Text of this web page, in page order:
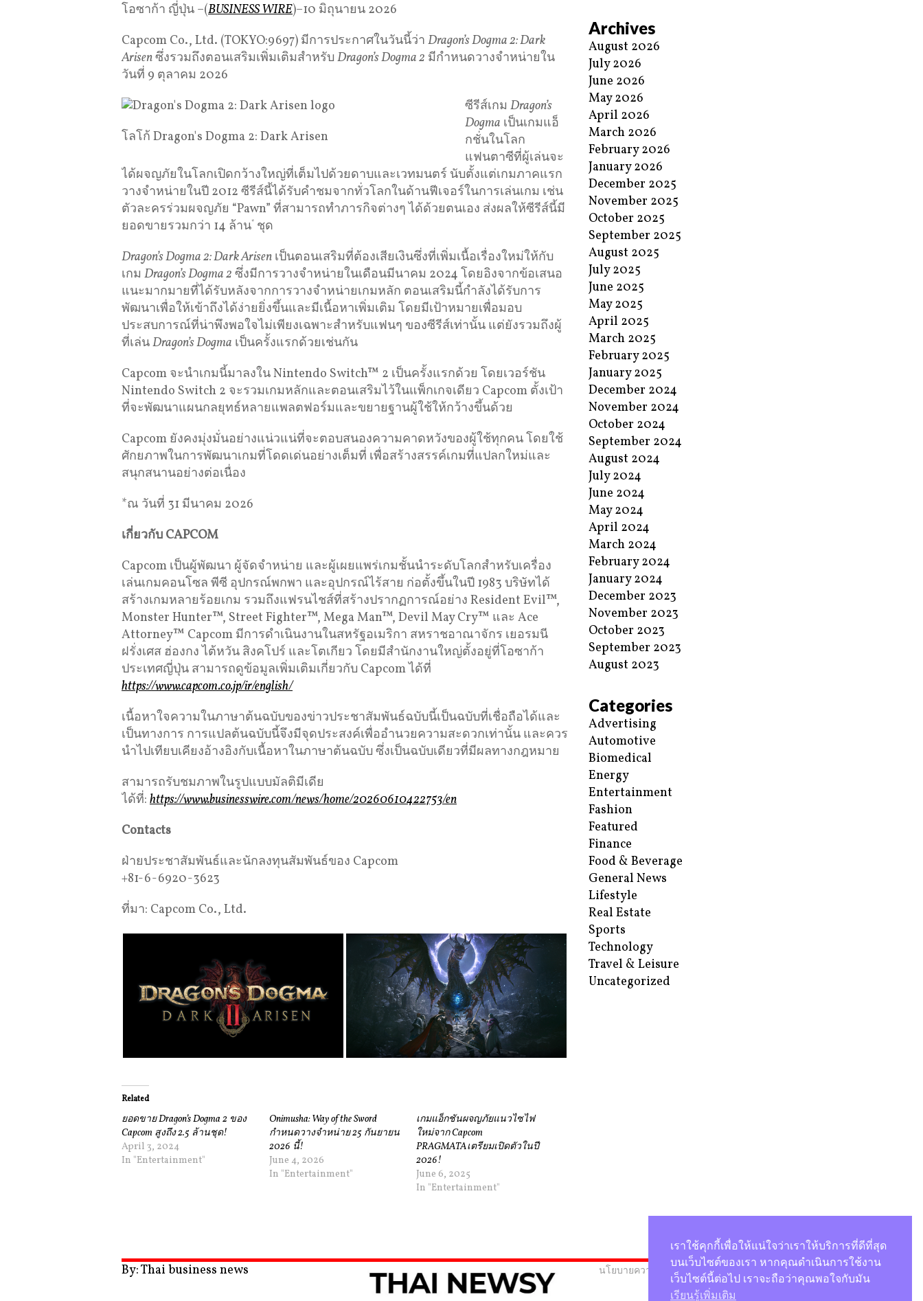
โอซาก้า ญี่ปุ่น –(BUSINESS WIRE)–10 มิถุนายน 2026
Capcom Co., Ltd. (TOKYO:9697) มีการประกาศในวันนี้ว่า Dragon’s Dogma 2: Dark
Arisenซึ่งรวมถึงตอนเสริมเพิ่มเติมสำหรับ Dragon’s Dogma 2 มีกำหนดวางจำหน่ายใน
วันที่ 9 ตุลาคม 2026
โลโก้ Dragon's Dogma 2: Dark Arisen
ซีรีส์เกม Dragon’s
Dogma เป็นเกมแอ็
กชั่นในโลก
แฟนตาซีที่ผู้เล่นจะ
ได้ผจญภัยในโลกเปิดกว้างใหญ่ที่เต็มไปด้วยดาบและเวทมนตร์ นับตั้งแต่เกมภาคแรก
วางจำหน่ายในปี 2012 ซีรีส์นี้ได้รับคำชมจากทั่วโลกในด้านฟีเจอร์ในการเล่นเกม เช่น
ตัวละครร่วมผจญภัย “Pawn” ที่สามารถทำภารกิจต่างๆ ได้ด้วยตนเอง ส่งผลให้ซีรีส์นี้มี
ยอดขายรวมกว่า 14 ล้าน* ชุด
Dragon’s Dogma 2: Dark Arisen เป็นตอนเสริมที่ต้องเสียเงินซึ่งที่เพิ่มเนื้อเรื่องใหม่ให้กับ
เกม Dragon’s Dogma 2 ซึ่งมีการวางจำหน่ายในเดือนมีนาคม 2024 โดยอิงจากข้อเสนอ
แนะมากมายที่ได้รับหลังจากการวางจำหน่ายเกมหลัก ตอนเสริมนี้กำลังได้รับการ
พัฒนาเพื่อให้เข้าถึงได้ง่ายยิ่งขึ้นและมีเนื้อหาเพิ่มเติม โดยมีเป้าหมายเพื่อมอบ
ประสบการณ์ที่น่าพึงพอใจไม่เพียงเฉพาะสำหรับแฟนๆ ของซีรีส์เท่านั้น แต่ยังรวมถึงผู้
ที่เล่นDragon’s Dogma เป็นครั้งแรกด้วยเช่นกัน
Capcom จะนำเกมนี้มาลงใน Nintendo Switch™ 2 เป็นครั้งแรกด้วย โดยเวอร์ชัน
Nintendo Switch 2 จะรวมเกมหลักและตอนเสริมไว้ในแพ็กเกจเดียว Capcom ตั้งเป้า
ที่จะพัฒนาแผนกลยุทธ์หลายแพลตฟอร์มและขยายฐานผู้ใช้ให้กว้างขึ้นด้วย
Capcom ยังคงมุ่งมั่นอย่างแน่วแน่ที่จะตอบสนองความคาดหวังของผู้ใช้ทุกคน โดยใช้
ศักยภาพในการพัฒนาเกมที่โดดเด่นอย่างเต็มที่ เพื่อสร้างสรรค์เกมที่แปลกใหม่และ
สนุกสนานอย่างต่อเนื่อง
*ณ วันที่ 31 มีนาคม 2026
เกี่ยวกับ CAPCOM
Capcom เป็นผู้พัฒนา ผู้จัดจำหน่าย และผู้เผยแพร่เกมชั้นนำระดับโลกสำหรับเครื่อง
เล่นเกมคอนโซล พีซี อุปกรณ์พกพา และอุปกรณ์ไร้สาย ก่อตั้งขึ้นในปี 1983 บริษัทได้
สร้างเกมหลายร้อยเกม รวมถึงแฟรนไชส์ที่สร้างปรากฏการณ์อย่าง Resident Evil™,
Monster Hunter™, Street Fighter™, Mega Man™, Devil May Cry™ และ Ace
Attorney™ Capcom มีการดำเนินงานในสหรัฐอเมริกา สหราชอาณาจักร เยอรมนี
ฝรั่งเศส ฮ่องกง ไต้หวัน สิงคโปร์ และโตเกียว โดยมีสำนักงานใหญ่ตั้งอยู่ที่โอซาก้า
ประเทศญี่ปุ่น สามารถดูข้อมูลเพิ่มเติมเกี่ยวกับ Capcom ได้ที่
https://www.capcom.co.jp/ir/english/
เนื้อหาใจความในภาษาต้นฉบับของข่าวประชาสัมพันธ์ฉบับนี้เป็นฉบับที่เชื่อถือได้และ
เป็นทางการ การแปลต้นฉบับนี้จึงมีจุดประสงค์เพื่ออำนวยความสะดวกเท่านั้น และควร
นำไปเทียบเคียงอ้างอิงกับเนื้อหาในภาษาต้นฉบับ ซึ่งเป็นฉบับเดียวที่มีผลทางกฎหมาย
สามารถรับชมภาพในรูปแบบมัลติมีเดีย
ได้ที่: https://www.businesswire.com/news/home/20260610422753/en
Contacts
ฝ่ายประชาสัมพันธ์และนักลงทุนสัมพันธ์ของ Capcom
+81-6-6920-3623
ที่มา: Capcom Co., Ltd.
Related
ยอดขาย Dragon’s Dogma 2 ของ
Capcom สูงถึง 2.5 ล้านชุด!
April 3, 2024
In "Entertainment"
Onimusha: Way of the Sword
กำหนดวางจำหน่าย 25 กันยายน
2026 นี้!
June 4, 2026
In "Entertainment"
เกมแอ็กชันผจญภัยแนวไซไฟ
ใหม่จาก Capcom
PRAGMATAเตรียมเปิดตัวในปี
2026!
June 6, 2025
In "Entertainment"
Archives
August 2026
July 2026
June 2026
May 2026
April 2026
March 2026
February 2026
January 2026
December 2025
November 2025
October 2025
September 2025
August 2025
July 2025
June 2025
May 2025
April 2025
March 2025
February 2025
January 2025
December 2024
November 2024
October 2024
September 2024
August 2024
July 2024
June 2024
May 2024
April 2024
March 2024
February 2024
January 2024
December 2023
November 2023
October 2023
September 2023
August 2023
Categories
Advertising
Automotive
Biomedical
Energy
Entertainment
Fashion
Featured
Finance
Food & Beverage
General News
Lifestyle
Real Estate
Sports
Technology
Travel & Leisure
Uncategorized
By: Thai business news นโยบายความเป็นส่วนตัว
เราใช้คุกกี้เพื่อให้แน่ใจว่าเราให้บริการที่ดีที่สุด
บนเว็บไซต์ของเรา หากคุณดำเนินการใช้งาน
เว็บไซต์นี้ต่อไป เราจะถือว่าคุณพอใจกับมัน
เรียนรู้เพิ่มเติม